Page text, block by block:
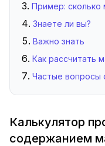
Пример: сколько
Знаете ли вы?
Важно знать
Как рассчитать
Частые вопросы
Калькулятор
содержанием